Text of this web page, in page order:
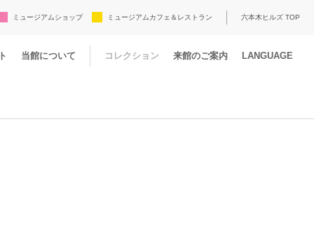
ミュージアムショップ ミュージアムカフェ＆レストラン 六本木ヒルズ TOP
当館について コレクション 来館のご案内 LANGUAGE